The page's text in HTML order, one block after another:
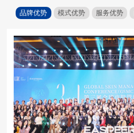
品牌优势 模式优势 服务优势